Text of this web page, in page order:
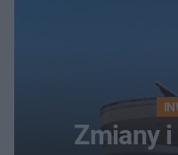
Zmiany